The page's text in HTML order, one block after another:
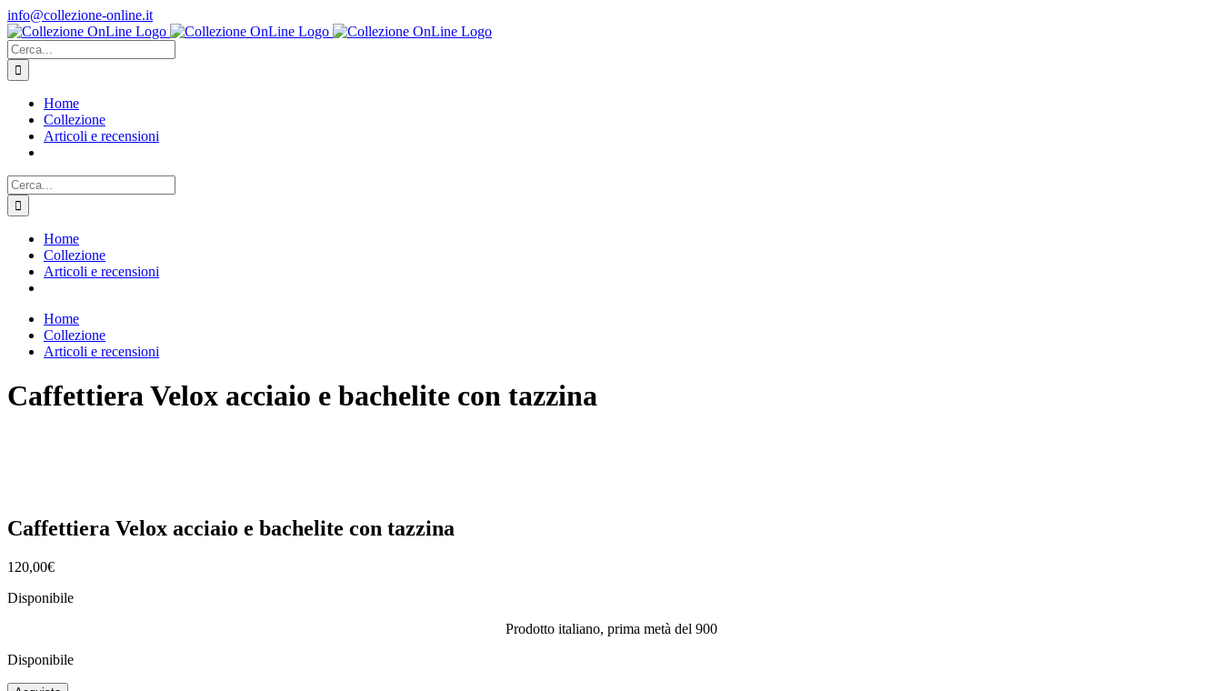
Salta
al
contenuto
info@collezione-online.it
Cerca
per:
Home
Collezione
Articoli e recensioni
Cerca
per:
Home
Collezione
Articoli e recensioni
Home
Collezione
Articoli e recensioni
Caffettiera Velox acciaio e bachelite con tazzina
Caffettiera Velox acciaio e bachelite con tazzina
120,00€
Disponibile
Prodotto italiano, prima metà del 900
Disponibile